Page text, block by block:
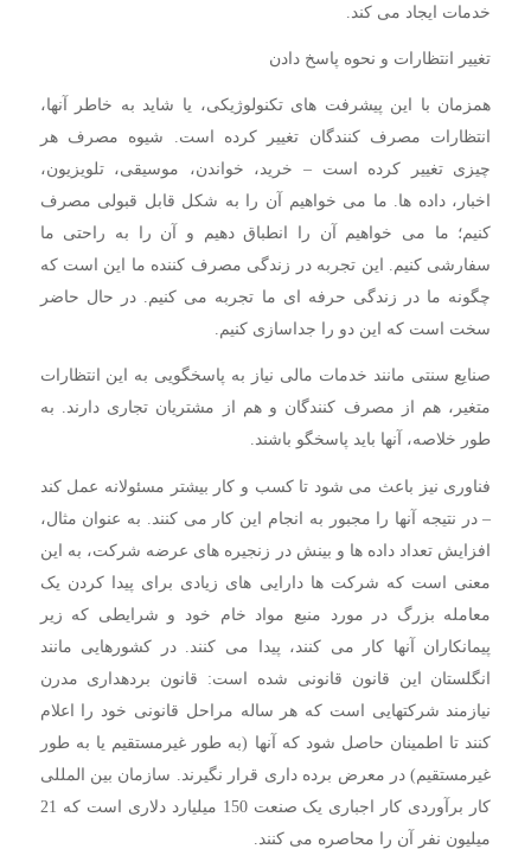
خدمات ایجاد می کند.
تغییر انتظارات و نحوه پاسخ دادن
همزمان با این پیشرفت های تکنولوژیکی، یا شاید به خاطر آنها،
انتظارات مصرف کنندگان تغییر کرده است. شیوه مصرف هر
چیزی تغییر کرده است – خرید، خواندن، موسیقی، تلویزیون،
اخبار، داده ها. ما می خواهیم آن را به شکل قابل قبولی مصرف
کنیم؛ ما می خواهیم آن را انطباق دهیم و آن را به راحتی ما
سفارشی کنیم. این تجربه در زندگی مصرف کننده ما این است که
چگونه ما در زندگی حرفه ای ما تجربه می کنیم. در حال حاضر
سخت است که این دو را جداسازی کنیم.
صنایع سنتی مانند خدمات مالی نیاز به پاسخگویی به این انتظارات
متغیر، هم از مصرف کنندگان و هم از مشتریان تجاری دارند. به
طور خلاصه، آنها باید پاسخگو باشند.
فناوری نیز باعث می شود تا کسب و کار بیشتر مسئولانه عمل کند
– در نتیجه آنها را مجبور به انجام این کار می کنند. به عنوان مثال،
افزایش تعداد داده ها و بینش در زنجیره های عرضه شرکت، به این
معنی است که شرکت ها دارایی های زیادی برای پیدا کردن یک
معامله بزرگ در مورد منبع مواد خام خود و شرایطی که زیر
پیمانکاران آنها کار می کنند، پیدا می کنند. در کشورهایی مانند
انگلستان این قانون قانونی شده است: قانون بردهداری مدرن
نیازمند شرکتهایی است که هر ساله مراحل قانونی خود را اعلام
کنند تا اطمینان حاصل شود که آنها (به طور غیرمستقیم یا به طور
غیرمستقیم) در معرض برده داری قرار نگیرند. سازمان بین المللی
کار برآوردی کار اجباری یک صنعت 150 میلیارد دلاری است که 21
میلیون نفر آن را محاصره می کنند.